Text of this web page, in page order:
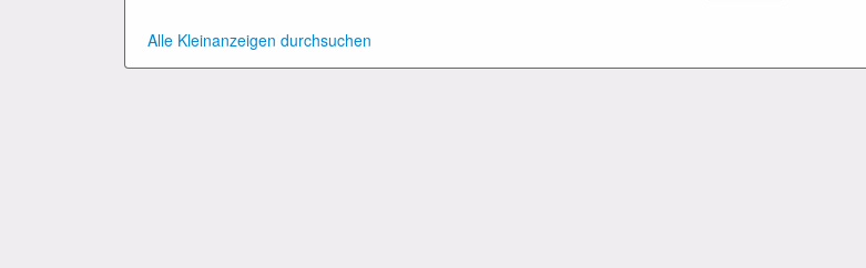
Alle Kleinanzeigen durchsuchen